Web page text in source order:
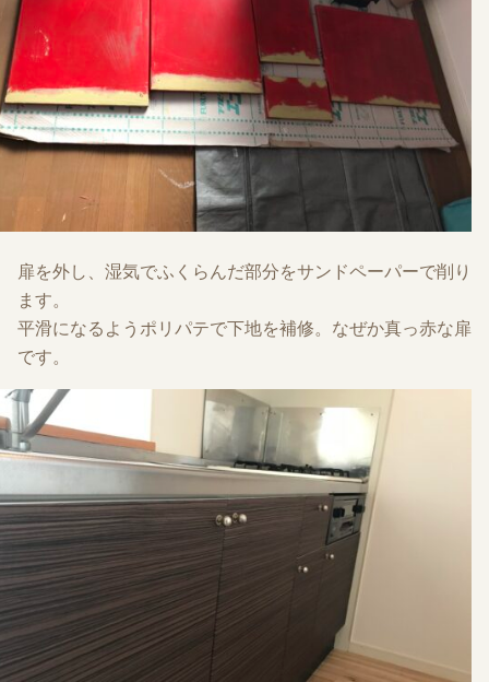
扉を外し、湿気でふくらんだ部分をサンドペーパーで削り
ます。
平滑になるようポリパテで下地を補修。なぜか真っ赤な扉
です。